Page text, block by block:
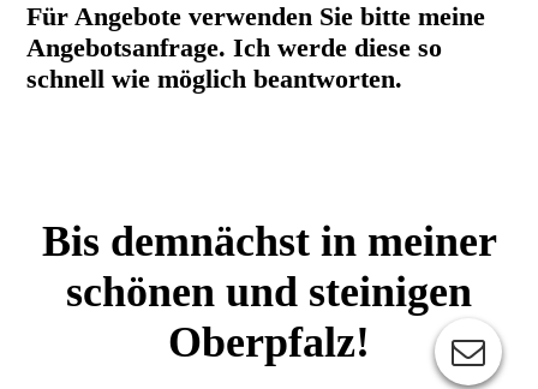
Für Angebote verwenden Sie bitte meine
Angebotsanfrage. Ich werde diese so
schnell wie möglich beantworten.
Bis demnächst in meiner
schönen und steinigen
Oberpfalz!